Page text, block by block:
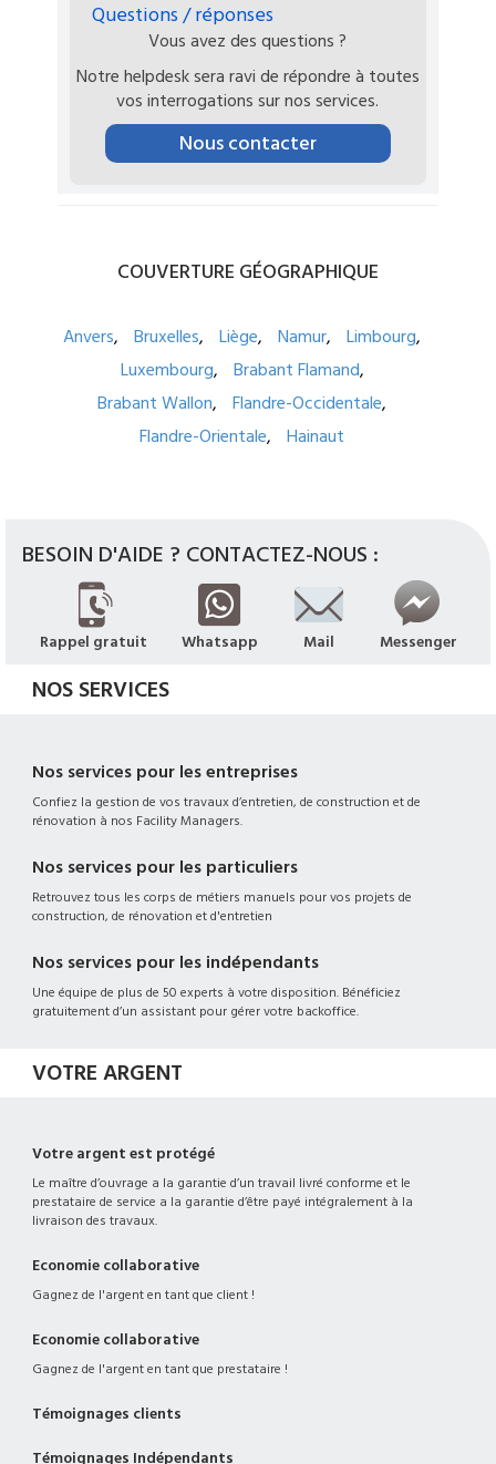
Questions / réponses
Vous avez des questions ?
Notre helpdesk sera ravi de répondre à toutes
vos interrogations sur nos services.
Nous contacter
COUVERTURE GÉOGRAPHIQUE
Anvers Bruxelles Liège Namur
Limbourg
Luxembourg
Brabant Flamand
Brabant Wallon
Flandre-Occidentale
Flandre-Orientale
Hainaut
BESOIN D'AIDE ? CONTACTEZ-NOUS :
Rappel gratuit Whatsapp Mail Messenger
NOS SERVICES
Nos services pour les entreprises
Confiez la gestion de vos travaux d’entretien, de construction et de
rénovation à nos Facility Managers.
Nos services pour les particuliers
Retrouvez tous les corps de métiers manuels pour vos projets de
construction, de rénovation et d'entretien
Nos services pour les indépendants
Une équipe de plus de 50 experts à votre disposition. Bénéficiez
gratuitement d’un assistant pour gérer votre backoffice.
VOTRE ARGENT
Votre argent est protégé
Le maître d’ouvrage a la garantie d’un travail livré conforme et le
prestataire de service a la garantie d’être payé intégralement à la
livraison des travaux.
Economie collaborative
Gagnez de l'argent en tant que client !
Economie collaborative
Gagnez de l'argent en tant que prestataire !
Témoignages clients
Témoignages Indépendants